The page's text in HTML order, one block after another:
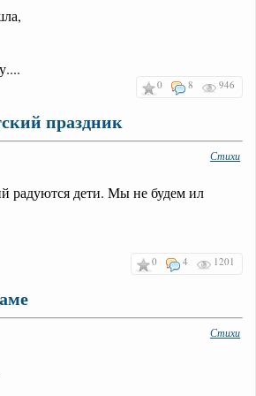
0 8 946
праздник
Стихи
радуются дети. Мы не будем ил
0 4 1201
Стихи